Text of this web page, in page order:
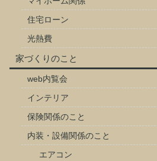
住宅ローン
光熱費
家づくりのこと
web内覧会
インテリア
保険関係のこと
内装・設備関係のこと
エアコン